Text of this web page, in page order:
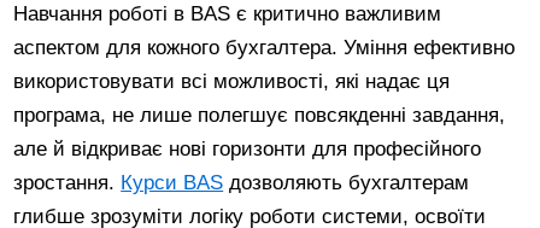
Навчання роботі в BAS є критично важливим
аспектом для кожного бухгалтера. Уміння ефективно
використовувати всі можливості, які надає ця
програма, не лише полегшує повсякденні завдання,
але й відкриває нові горизонти для професійного
зростання. Курси BAS дозволяють бухгалтерам
глибше зрозуміти логіку роботи системи, освоїти